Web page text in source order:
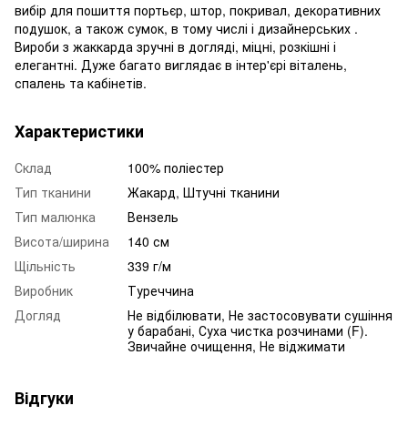
вибір для пошиття портьєр, штор, покривал, декоративних
подушок, а також сумок, в тому числі і дизайнерських .
Вироби з жаккарда зручні в догляді, міцні, розкішні і
елегантні. Дуже багато виглядає в інтер'єрі віталень,
спалень та кабінетів.
Характеристики
Склад
100% поліестер
Тип тканини
Жакард, Штучні тканини
Тип малюнка
Вензель
Висота/ширина
140 см
Щільність
339 г/м
Виробник
Туреччина
Догляд
Не відбілювати, Не застосовувати сушіння
у барабані, Суха чистка розчинами (F).
Звичайне очищення, Не віджимати
Відгуки